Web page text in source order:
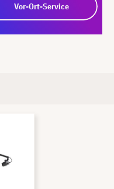
Vor-Ort-Service